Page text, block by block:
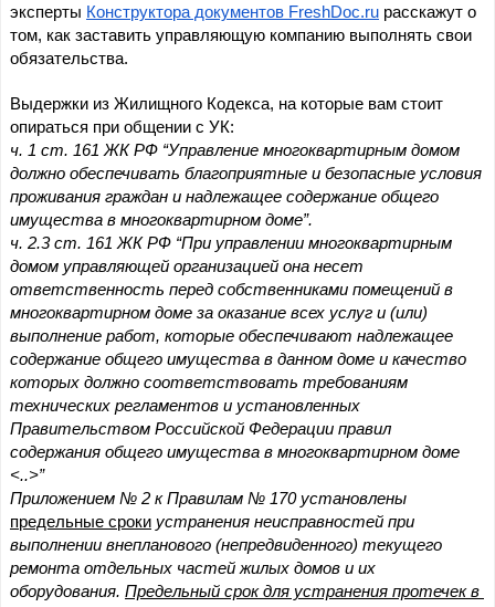
эксперты Конструктора документов FreshDoc.ru расскажут о
том, как заставить управляющую компанию выполнять свои
обязательства.
Выдержки из Жилищного Кодекса, на которые вам стоит
опираться при общении с УК:
ч. 1 ст. 161 ЖК РФ “Управление многоквартирным домом
должно обеспечивать благоприятные и безопасные условия
проживания граждан и надлежащее содержание общего
имущества в многоквартирном доме”.
ч. 2.3 ст. 161 ЖК РФ “При управлении многоквартирным
домом управляющей организацией она несет
ответственность перед собственниками помещений в
многоквартирном доме за оказание всех услуг и (или)
выполнение работ, которые обеспечивают надлежащее
содержание общего имущества в данном доме и качество
которых должно соответствовать требованиям
технических регламентов и установленных
Правительством Российской Федерации правил
содержания общего имущества в многоквартирном доме
<..>”
Приложением № 2 к Правилам № 170 установлены
предельные сроки устранения неисправностей при
выполнении внепланового (непредвиденного) текущего
ремонта отдельных частей жилых домов и их
оборудования. Предельный срок для устранения протечек в